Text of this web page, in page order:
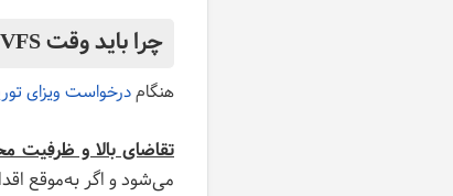
چرا باید وقت VFS فرانسه را به موقع رزرو کنید؟
هنگامدرخواست ویزای
تقاضای بالا و ظرفیت
می‌شود و اگر به‌موقع